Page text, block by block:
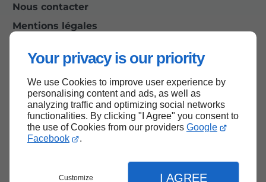
Your privacy is our priority
We use Cookies to improve user experience by
personalising content and ads, as well as
analyzing traffic and optimizing social networks
functionalities. By clicking "I Agree" you consent to
the use of Cookies from our providers Google
Facebook
.
Customize I AGREE
Nous contacter
Mentions légales
Haut de page